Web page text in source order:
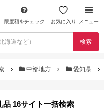
限度額をチェック お気に入り メニュー
検索
中部地方 愛知県
16サイト一括検索